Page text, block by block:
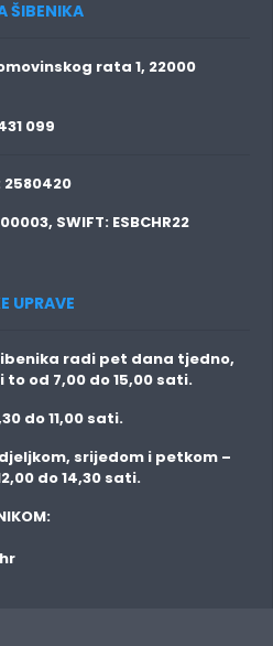
ŠIBENIKA
rata 1, 22000
099
2580420
SWIFT: ESBCHR22
UPRAVE
radi pet dana tjedno,
to od 7,00 do 15,00 sati.
do 11,00 sati.
srijedom i petkom –
do 14,30 sati.